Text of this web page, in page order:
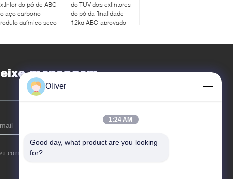
do pó de ABC
aço carbono
químico seco
do TUV dos extintores
do pó da finalidade
12kg ABC aprovado
mensagem
Oliver
1:24 AM
Good day, what product are you looking
for?